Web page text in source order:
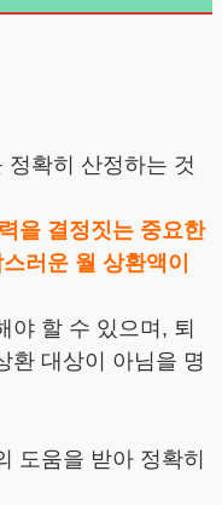
정확히 산정하는 것
을 결정짓는 중요한
러운 월 상환액이
야 할 수 있으며, 퇴
환 대상이 아님을 명
도움을 받아 정확히